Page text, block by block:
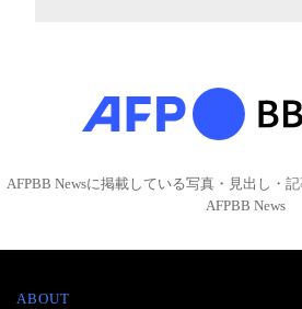
AFPBB Newsに掲載している写真・見出し・
AFPBB News
ABOUT